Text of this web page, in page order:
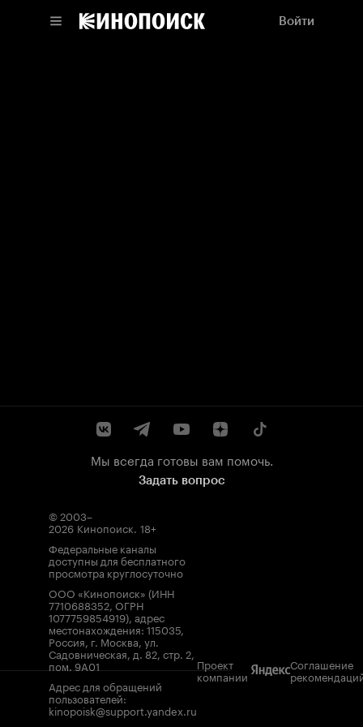
Войти
Мы всегда готовы вам помочь.
Задать вопрос
© 2003–
2026 Кинопоиск. 18+
Федеральные каналы
доступны для бесплатного
просмотра круглосуточно
ООО «Кинопоиск» (ИНН
7710688352, ОГРН
1077759854919), адрес
местонахождения: 115035,
Россия, г. Москва, ул.
Садовническая, д. 82, стр. 2,
пом. 9А01
Адрес для обращений
пользователей:
kinopoisk@support.yandex.ru
Проект
компании
Соглашение